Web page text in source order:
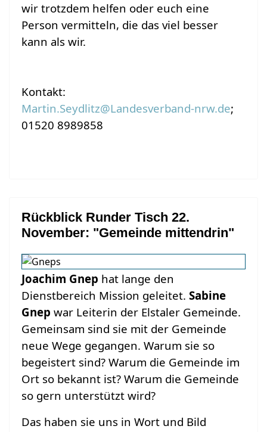
wir trotzdem helfen oder euch eine
Person vermitteln, die das viel besser
kann als wir.
Kontakt:
Martin.Seydlitz@Landesverband-nrw.de;
01520 8989858
Rückblick Runder Tisch 22.
November: "Gemeinde mittendrin"
Joachim Gnep hat lange den
Dienstbereich Mission geleitet. Sabine
Gnep war Leiterin der Elstaler Gemeinde.
Gemeinsam sind sie mit der Gemeinde
neue Wege gegangen. Warum sie so
begeistert sind? Warum die Gemeinde im
Ort so bekannt ist? Warum die Gemeinde
so gern unterstützt wird?
Das haben sie uns in Wort und Bild